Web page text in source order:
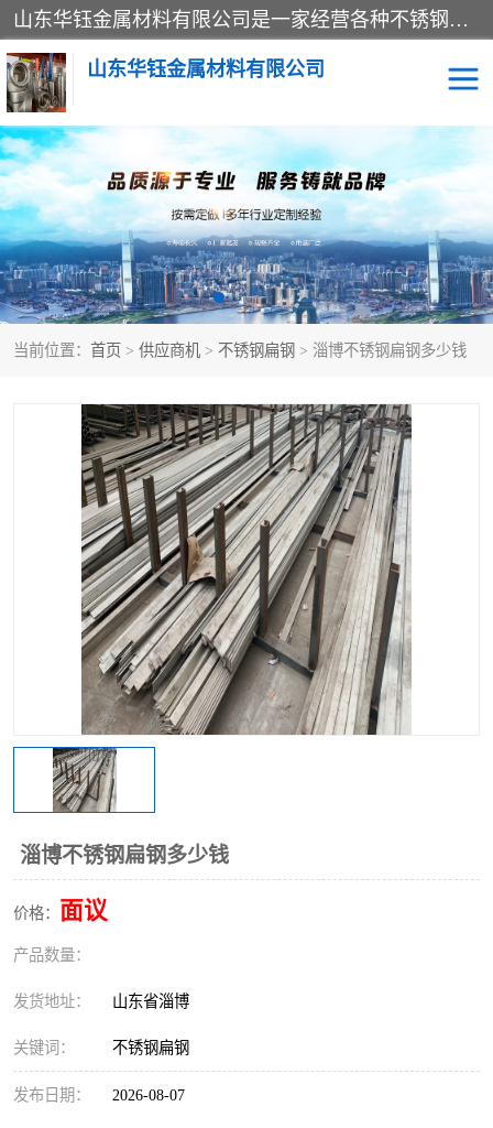
山东华钰金属材料有限公司是一家经营各种不锈钢管材、板材、圆钢、法兰、封头、型材等产品的公司；主营产品有：不锈钢管，激光切割，管件标准件，不锈钢圆钢，不锈钢人孔，不锈钢亮管，不锈钢角钢，不锈钢加工，不锈钢管子，不锈钢工业方管，不锈钢封头，不锈钢法兰，不锈钢阀门，不锈钢槽钢，不锈钢扁钢，不锈钢板等；可为客户制作各种规格的型材及不锈钢配件、非标准件及各种容器具等，能满足客户的不同采购要求。
山东华钰金属材料有限公司
当前位置： 首页 > 供应商机 > 不锈钢扁钢 > 淄博不锈钢扁钢多少钱
淄博不锈钢扁钢多少钱
价格： 面议
产品数量：
发货地址： 山东省淄博
关键词： 不锈钢扁钢
发布日期： 2026-08-07
不锈钢管 激光切割
管件标准件 不锈钢圆钢
不锈钢人孔 不锈钢亮管
不锈钢角钢 不锈钢加工
不锈钢板 不锈钢工业方管
不锈钢封头 不锈钢法兰
不锈钢阀门 不锈钢槽钢
不锈钢扁钢